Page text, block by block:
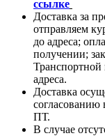
ссылке
Доставка за
отправляем
до адреса;
получении;
Транспортной
адреса.
Доставка
согласованию
ПТ.
В случае